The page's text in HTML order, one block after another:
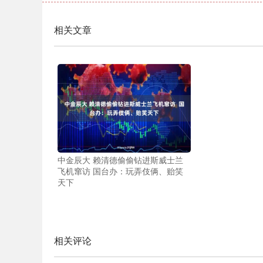
相关文章
中金辰大 赖清德偷偷钻进斯威士兰
飞机窜访 国台办：玩弄伎俩、贻笑
天下
相关评论